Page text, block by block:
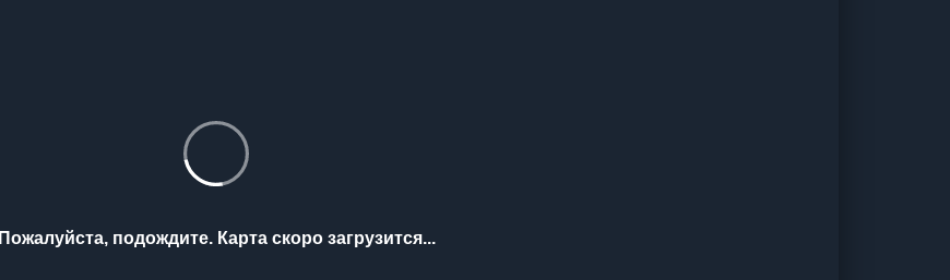
Пожалуйста, подождите. Карта скоро загрузится...